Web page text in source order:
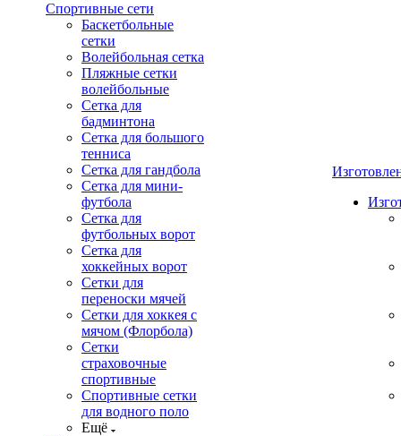
Спортивные сети
Баскетбольные
сетки
Волейбольная сетка
Пляжные сетки
волейбольные
Сетка для
бадминтона
Сетка для большого
тенниса
Сетка для гандбола
Сетка для мини-
футбола
Сетка для
футбольных ворот
Сетка для
хоккейных ворот
Сетки для
переноски мячей
Сетки для хоккея с
мячом (Флорбола)
Сетки
страховочные
спортивные
Спортивные сетки
для водного поло
Ещё